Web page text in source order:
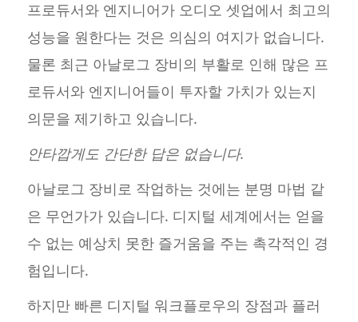
프로듀서와 엔지니어가 오디오 셋업에서 최고의
성능을 원한다는 것은 의심의 여지가 없습니다.
물론 최근 아날로그 장비의 부활로 인해 많은 프
로듀서와 엔지니어들이 투자할 가치가 있는지
의문을 제기하고 있습니다.
안타깝게도 간단한 답은 없습니다.
아날로그 장비로 작업하는 것에는 분명 마법 같
은 무언가가 있습니다. 디지털 세계에서는 얻을
수 없는 예상치 못한 즐거움을 주는 촉각적인 경
험입니다.
하지만 빠른 디지털 워크플로우의 장점과 플러